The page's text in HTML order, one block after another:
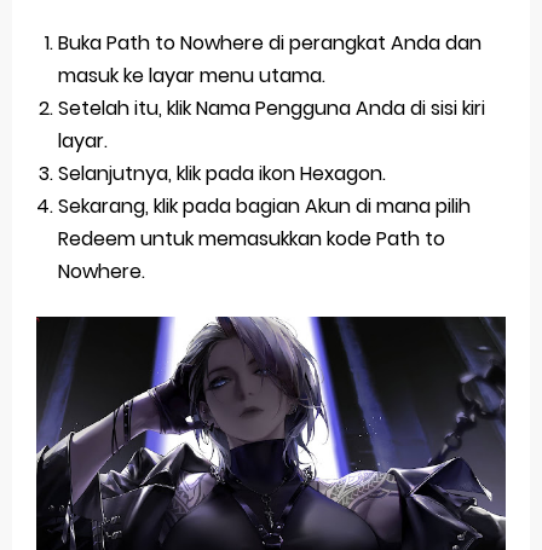
Buka Path to Nowhere di perangkat Anda dan
masuk ke layar menu utama.
Setelah itu, klik Nama Pengguna Anda di sisi kiri
layar.
Selanjutnya, klik pada ikon Hexagon.
Sekarang, klik pada bagian Akun di mana pilih
Redeem untuk memasukkan kode Path to
Nowhere.